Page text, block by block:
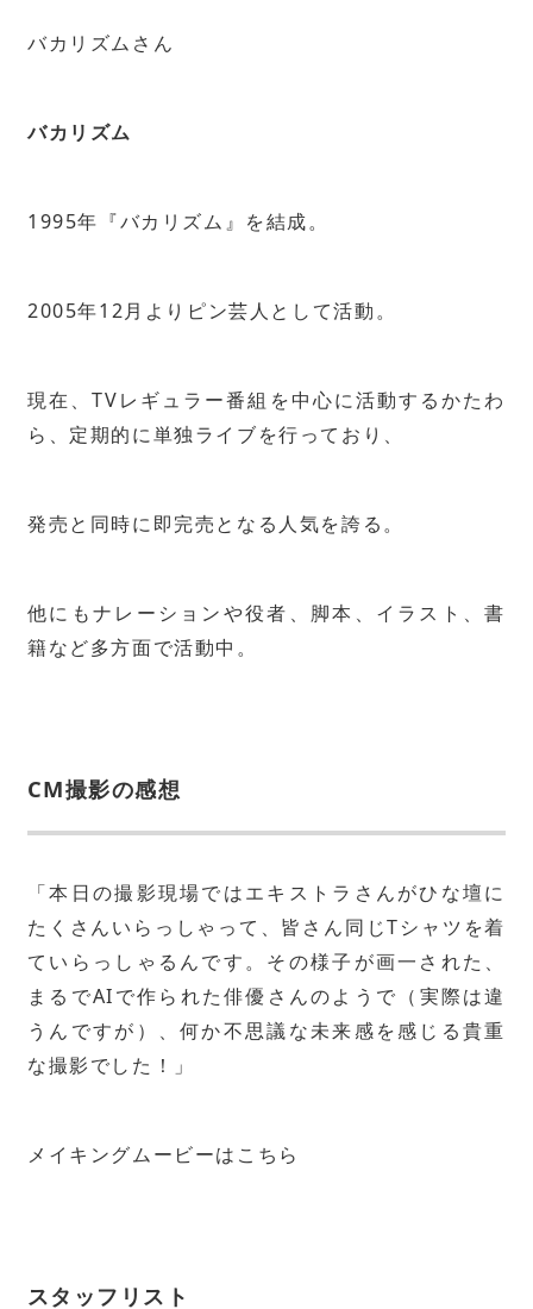
バカリズムさん
バカリズム
1995年『バカリズム』を結成。
2005年12月よりピン芸人として活動。
現在、TVレギュラー番組を中心に活動するかたわ
ら、定期的に単独ライブを行っており、
発売と同時に即完売となる人気を誇る。
他にもナレーションや役者、脚本、イラスト、書
籍など多方面で活動中。
CM撮影の感想
「本日の撮影現場ではエキストラさんがひな壇に
たくさんいらっしゃって、皆さん同じTシャツを着
ていらっしゃるんです。その様子が画一された、
まるでAIで作られた俳優さんのようで（実際は違
うんですが）、何か不思議な未来感を感じる貴重
な撮影でした！」
メイキングムービーは こちら
スタッフリスト